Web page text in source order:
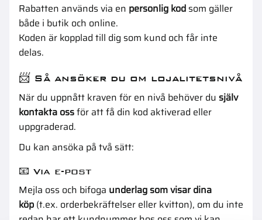
Rabatten används via en personlig kod som gäller
både i butik och online.
Koden är kopplad till dig som kund och får inte
delas.
📨 Så ansöker du om lojalitetsnivå
När du uppnått kraven för en nivå behöver du själv
kontakta ossför att få din kod aktiverad eller
uppgraderad.
Du kan ansöka på två sätt:
📧 Via e-post
Mejla oss och bifoga underlag som visar dina
köp (t.ex. orderbekräftelser eller kvitton), om du inte